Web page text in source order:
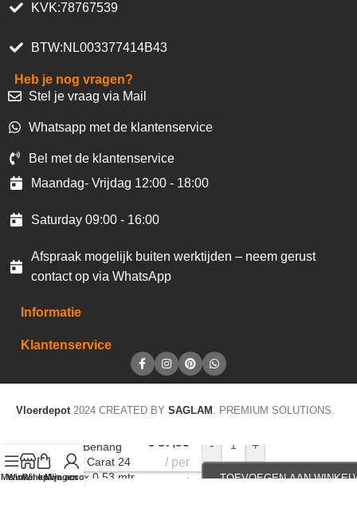
KVK:78767539
BTW:NL003377414B43
Heb je nog vragen?
Stel je vraag via Mail
Whatsapp met de klantenservice
Bel met de klantenservice
Maandag- Vrijdag 12:00 - 18:00
Saturday 09:00 - 16:00
Afspraak mogelijk buiten werktijden – neem gerust
contact op via WhatsApp
Informatie
Klantenservice
Vloerdepot 2024 CREATED BY SAGLAM . PREMIUM SOLUTIONS.
Menu
Winkel op
Winkelwagen
Mijn account
JOKA Behang
20308 Carat 24
10,05 x 0,53 mtr
€37,95
per
rol
- +
TOEVOEGEN AAN